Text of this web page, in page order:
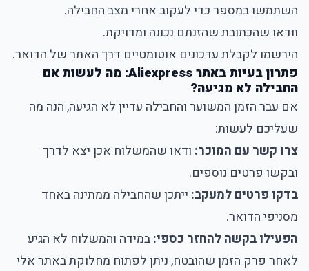
השתמשו במספר כדי לעקוב אחרי מצב החבילה.
וודאו שהכתובת שהזנתם נכונה ומדויקת.
הירשמו לקבלת עדכונים אוטומטיים דרך האתר של הדואר.
פתרון בעיות באתר Aliexpress: מה לעשות אם
החבילה לא מגיעה?
אם עבר הזמן המשוער והחבילה עדיין לא הגיעה, הנה מה
שעליכם לעשות:
צרו קשר עם המוכר: ודאו שהמשלוח אכן יצא לדרך
ובקשו פרטים נוספים.
בדקו פרטים למעקב: ייתכן שהחבילה ממתינה באחד
מסניפי הדואר.
הפעילו בקשה להחזר כספי:במידה והמשלוח לא הגיע
לאחר פרק הזמן שהובטח, ניתן לפתוח מחלוקת באתר אלי